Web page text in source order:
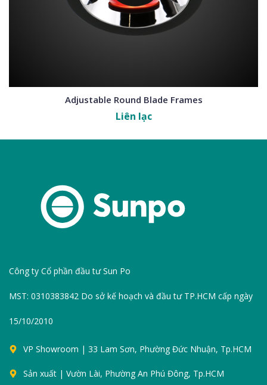
Adjustable Round Blade Frames
Liên lạc
Công ty Cổ phần đầu tư Sun Po
MST: 0310383842 Do sở kế hoạch và đầu tư TP.HCM cấp ngày
15/10/2010
VP Showroom | 33 Lam Sơn, Phường Đức Nhuận, Tp.HCM
Sản xuất | Vườn Lài, Phường An Phú Đông, Tp.HCM